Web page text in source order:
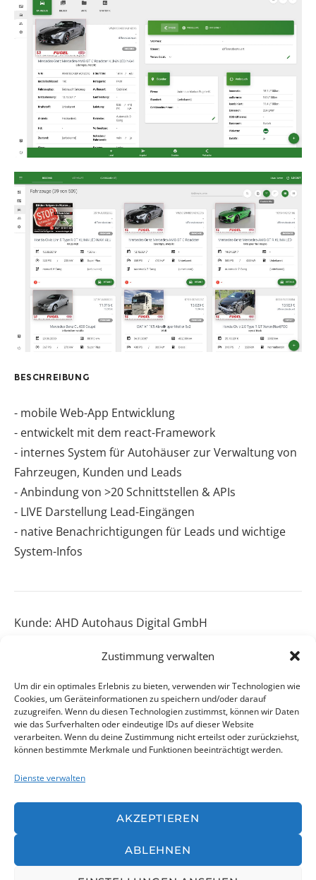
Zustimmung verwalten
Um dir ein optimales Erlebnis zu bieten, verwenden wir Technologien wie
Cookies, um Geräteinformationen zu speichern und/oder darauf
zuzugreifen. Wenn du diesen Technologien zustimmst, können wir Daten
wie das Surfverhalten oder eindeutige IDs auf dieser Website
verarbeiten. Wenn du deine Zustimmung nicht erteilst oder zurückziehst,
können bestimmte Merkmale und Funktionen beeinträchtigt werden.
Dienste verwalten
AKZEPTIEREN
ABLEHNEN
BESCHREIBUNG
- mobile Web-App Entwicklung
- entwickelt mit dem react-Framework
- internes System für Autohäuser zur Verwaltung von
Fahrzeugen, Kunden und Leads
- Anbindung von >20 Schnittstellen & APIs
- LIVE Darstellung Lead-Eingängen
- native Benachrichtigungen für Leads und wichtige
System-Infos
Kunde: AHD Autohaus Digital GmbH
DESKTOP JS MOBILE REACT WEBAPP
4 LIKES
© devbite |AGB|Datenschutz|Impressum|Cookie-Richtlie